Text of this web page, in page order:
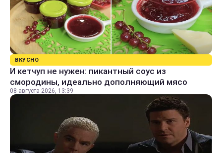
ВКУСНО
И кетчуп не нужен: пикантный соус из
смородины, идеально дополняющий мясо
08 августа 2026, 13:39